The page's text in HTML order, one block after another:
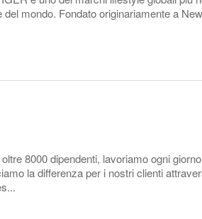
mondo. Fondato originariamente a
8000 dipendenti, lavoriamo ogni
la differenza per i nostri clienti